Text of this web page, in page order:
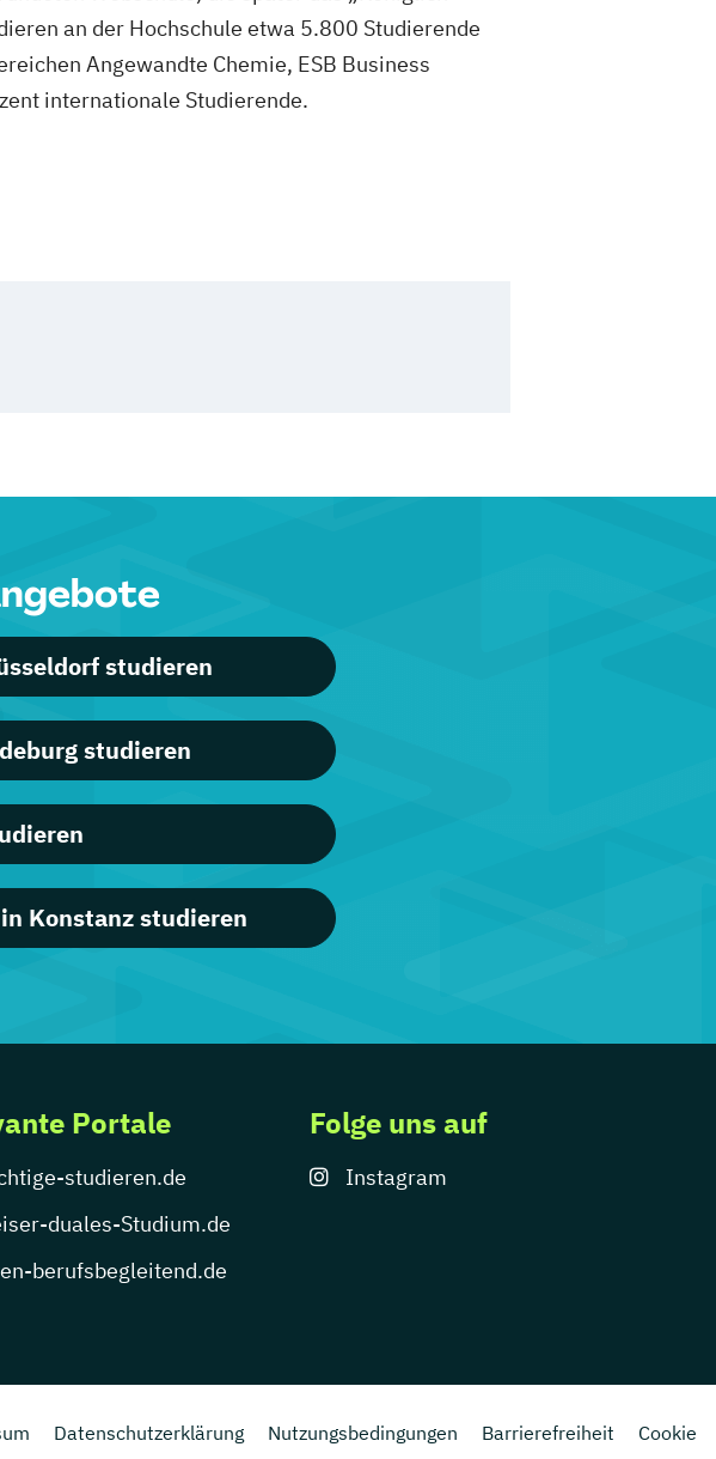
an der Hochschule etwa 5.800 Studierende
Angewandte Chemie, ESB Business
internationale Studierende.
studieren
studieren
Konstanz studieren
Portale
studieren.de
duales-Studium.de
berufsbegleitend.de
Folge uns auf
Instagram
Datenschutzerklärung Nutzungsbedingungen Barrierefreiheit
Cookie